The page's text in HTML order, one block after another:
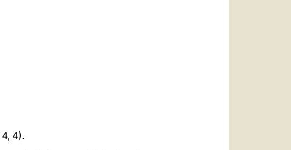
4, 4).